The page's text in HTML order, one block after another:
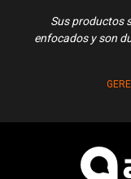
Sus productos
enfocados y son